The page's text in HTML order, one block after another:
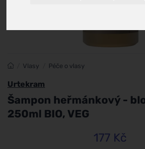
Vlasy Péče o vlasy
Urtekram
Šampon heřmánkový -
250ml BIO, VEG
177 Kč